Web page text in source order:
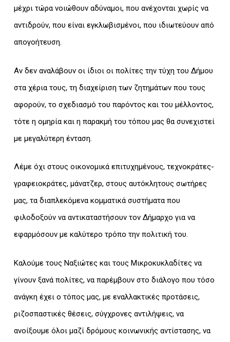
μέχρι τώρα νοιώθουν αδύναμοι, που ανέχονται χωρίς να
αντιδρούν, που είναι εγκλωβισμένοι, που ιδιωτεύουν από
απογοήτευση.
Αν δεν αναλάβουν οι ίδιοι οι πολίτες την τύχη του Δήμου
στα χέρια τους, τη διαχείριση των ζητημάτων που τους
αφορούν, το σχεδιασμό του παρόντος και του μέλλοντος,
τότε η ομηρία και η παρακμή του τόπου μας θα συνεχιστεί
με μεγαλύτερη ένταση.
Λέμε όχι στους οικονομικά επιτυχημένους, τεχνοκράτες-
γραφειοκράτες, μάνατζερ, στους αυτόκλητους σωτήρες
μας, τα διαπλεκόμενα κομματικά συστήματα που
φιλοδοξούν να αντικαταστήσουν τον Δήμαρχο για να
εφαρμόσουν με καλύτερο τρόπο την πολιτική του.
Καλούμε τους Ναξιώτες και τους Μικροκυκλαδίτες να
γίνουν ξανά πολίτες, να παρέμβουν στο διάλογο που τόσο
ανάγκη έχει ο τόπος μας, με εναλλακτικές προτάσεις,
ριζοσπαστικές θέσεις, σύγχρονες αντιλήψεις, να
ανοίξουμε όλοι μαζί δρόμους κοινωνικής αντίστασης, να